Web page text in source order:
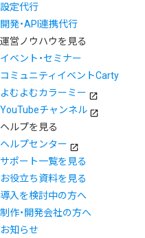
設定代行
開発・API連携代行
運営ノウハウを見る
イベント・セミナー
コミュニティイベントCarty
よむよむカラーミー
YouTubeチャンネル
ヘルプを見る
ヘルプセンター
サポート一覧を見る
お役立ち資料を見る
導入を検討中の方へ
制作・開発会社の方へ
お知らせ